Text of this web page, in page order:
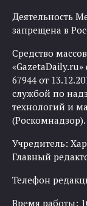
Деятельность
запрещена в
Средство
67944 от
службой по
технологий и
(Роскомнадзор).
Учредитель:
Главный
Телефон
Время работы: